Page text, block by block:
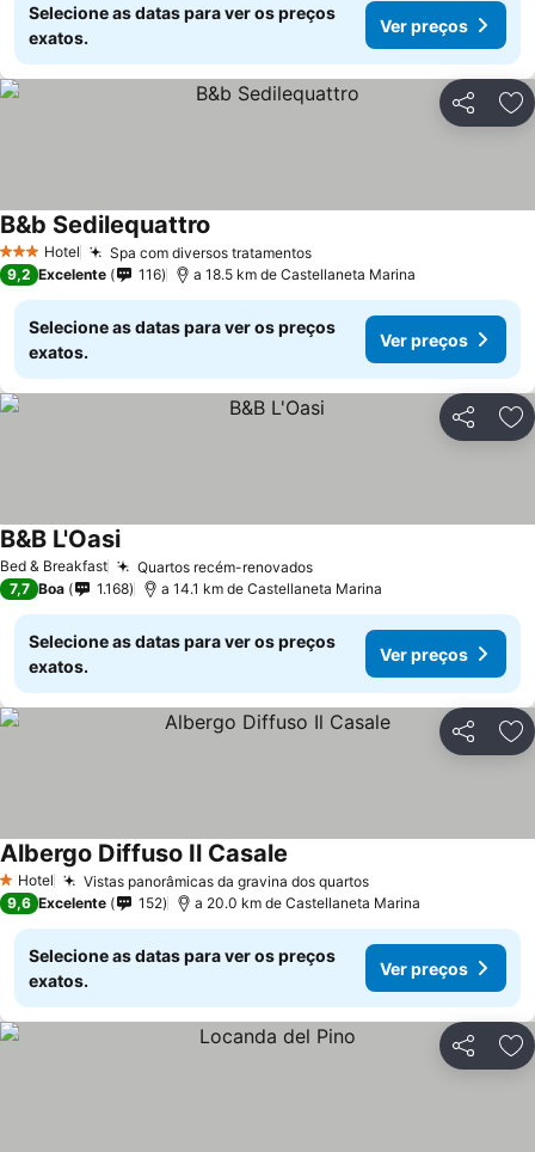
Selecione as datas para ver os preços
exatos.
Ver preços
Partilhar
3 EstrelasHotel Spa com diversos tratamentos
B&b Sedilequattro
9,2 Excelente 116 a 18.5 km de Castellaneta Marina
Selecione as datas para ver os preços
exatos.
Ver preços
Partilhar
Bed & Breakfast Quartos recém-renovados
B&B L'Oasi
7,7 Boa 1.168 a 14.1 km de Castellaneta Marina
Selecione as datas para ver os preços
exatos.
Ver preços
Partilhar
1 Estrelas
Hotel Vistas panorâmicas da gravina dos quartos
Albergo Diffuso Il Casale
9,6 Excelente 152 a 20.0 km de Castellaneta Marina
Selecione as datas para ver os preços
exatos.
Ver preços
Partilhar